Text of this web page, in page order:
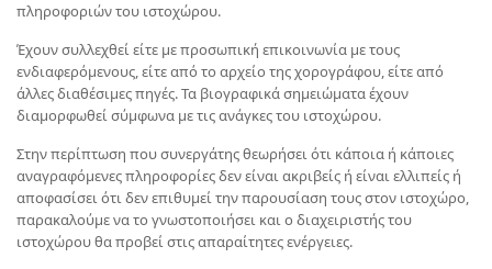
πληροφοριών του ιστοχώρου.
Έχουν συλλεχθεί είτε με προσωπική επικοινωνία με τους
ενδιαφερόμενους, είτε από το αρχείο της χορογράφου, είτε από
άλλες διαθέσιμες πηγές. Τα βιογραφικά σημειώματα έχουν
διαμορφωθεί σύμφωνα με τις ανάγκες του ιστοχώρου.
Στην περίπτωση που συνεργάτης θεωρήσει ότι κάποια ή κάποιες
αναγραφόμενες πληροφορίες δεν είναι ακριβείς ή είναι ελλιπείς ή
αποφασίσει ότι δεν επιθυμεί την παρουσίαση τους στον ιστοχώρο,
παρακαλούμε να το γνωστοποιήσει και ο διαχειριστής του
ιστοχώρου θα προβεί στις απαραίτητες ενέργειες.